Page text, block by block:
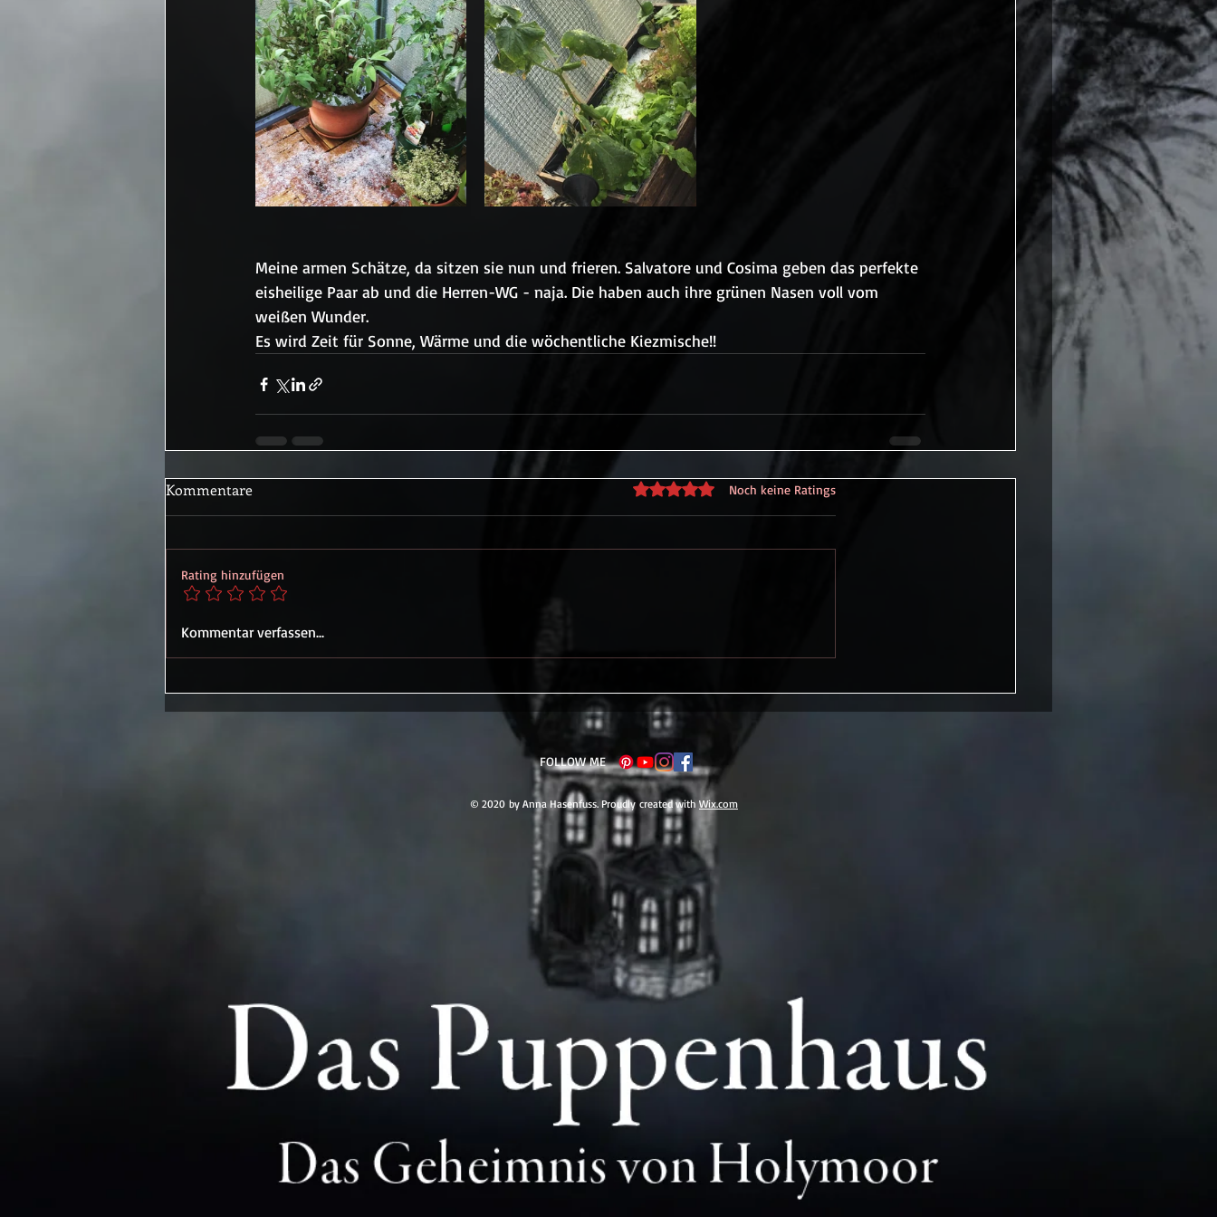
Meine armen Schätze, da sitzen sie nun und frieren. Salvatore und Cosima geben das perfekte
eisheilige Paar ab und die Herren-WG - naja. Die haben auch ihre grünen Nasen voll vom
weißen Wunder.
Es wird Zeit für Sonne, Wärme und die wöchentliche Kiezmische!!
Kommentare Mit 0 von 5 Sternen bewertet.
Noch keine Ratings
Rating hinzufügen
Kommentar verfassen...
FOLLOW ME
© 2020 by Anna Hasenfuss. Proudly created withWix.com